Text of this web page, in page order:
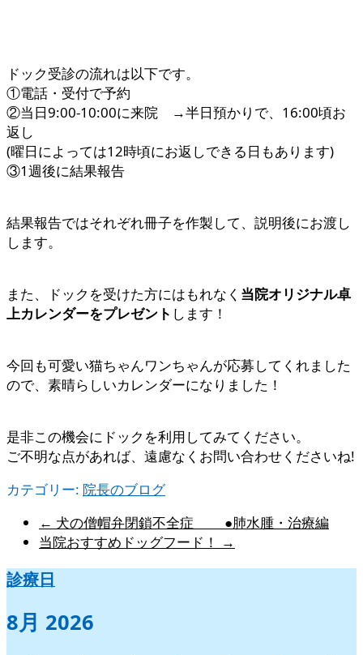
ドック受診の流れは以下です。
①電話・受付で予約
②当日9:00-10:00に来院 →半日預かりで、16:00頃お
返し
(曜日によっては12時頃にお返しできる日もあります)
③1週後に結果報告
結果報告ではそれぞれ冊子を作製して、説明後にお渡し
します。
また、ドックを受けた方にはもれなく 当院オリジナル卓
上カレンダーをプレゼント します！
今回も可愛い猫ちゃんワンちゃんが応募してくれました
ので、素晴らしいカレンダーになりました！
是非この機会にドックを利用してみてください。
ご不明な点があれば、遠慮なくお問い合わせくださいね!
カテゴリー: 院長のブログ
← 犬の僧帽弁閉鎖不全症 ●肺水腫・治療編
当院おすすめドッグフード！
→
診療日
8月 2026